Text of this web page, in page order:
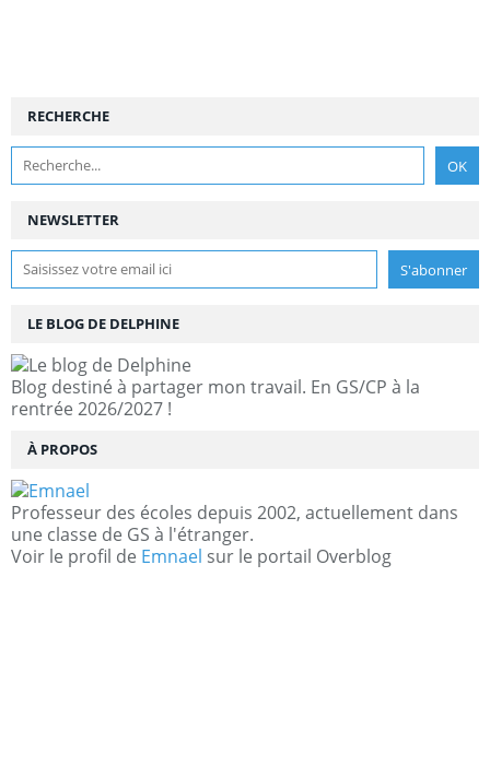
NEWSLETTER
RECHERCHE
LE BLOG DE DELPHINE
Blog destiné à partager mon travail. En GS/CP à la
rentrée 2026/2027 !
À PROPOS
Professeur des écoles depuis 2002, actuellement dans
une classe de GS à l'étranger.
Voir le profil de Emnael sur le portail Overblog